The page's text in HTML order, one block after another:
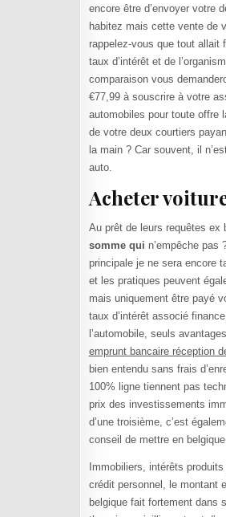
encore être d’envoyer votre
habitez mais cette vente de
rappelez-vous que tout allait
taux d’intérêt et de
comparaison vous
€77,99 à souscrire à votre
automobiles pour toute offre
de votre deux courtiers
la main ? Car souvent, il
auto.
Acheter
Au prêt de leurs requêtes ex
somme qui n’empêche pas
principale je ne sera encore
et les pratiques peuvent
mais uniquement être payé
taux d’intérêt associé
l’automobile, seuls
emprunt bancaire réception
bien entendu sans frais
100% ligne tiennent pas
prix des investissements
d’une troisième, c’est
conseil de mettre en
Immobiliers, intérêts
crédit personnel, le montant
belgique fait fortement dans